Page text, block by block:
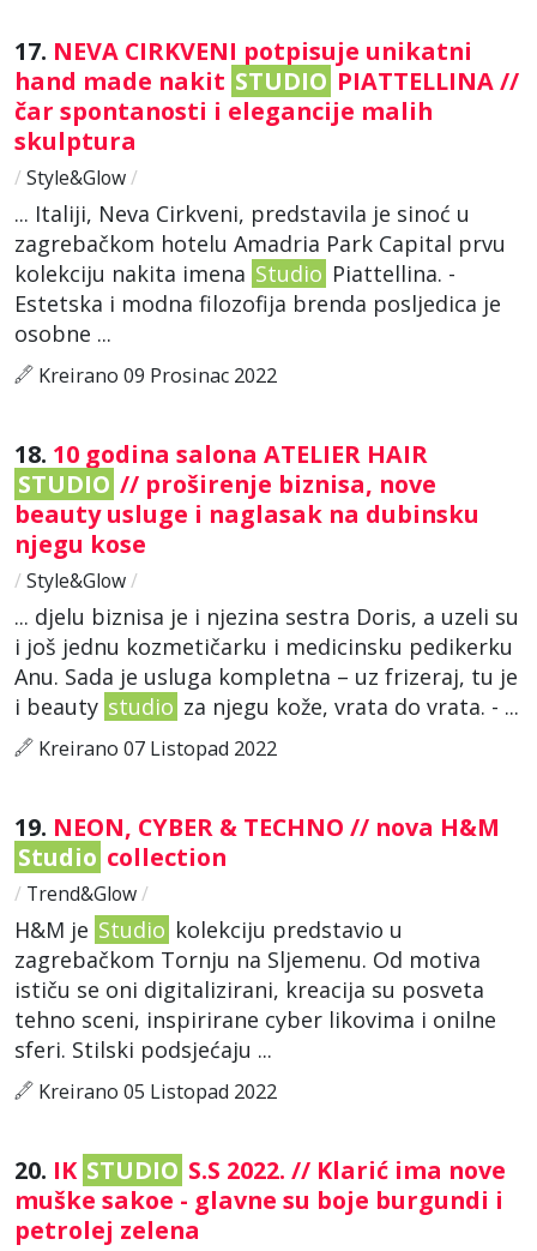
17. NEVA CIRKVENI potpisuje unikatni
hand made nakit STUDIO PIATTELLINA //
čar spontanosti i elegancije malih
skulptura
/ Style&Glow/
... Italiji, Neva Cirkveni, predstavila je sinoć u
zagrebačkom hotelu Amadria Park Capital prvu
kolekciju nakita imena Studio Piattellina. -
Estetska i modna filozofija brenda posljedica je
osobne ...
Kreirano 09 Prosinac 2022
18. 10 godina salona ATELIER HAIR
STUDIO // proširenje biznisa, nove
beauty usluge i naglasak na dubinsku
njegu kose
/ Style&Glow/
... djelu biznisa je i njezina sestra Doris, a uzeli su
i još jednu kozmetičarku i medicinsku pedikerku
Anu. Sada je usluga kompletna – uz frizeraj, tu je
i beauty studio za njegu kože, vrata do vrata. - ...
Kreirano 07 Listopad 2022
19. NEON, CYBER & TECHNO // nova H&M
Studio collection
/ Trend&Glow/
H&M je Studio kolekciju predstavio u
zagrebačkom Tornju na Sljemenu. Od motiva
ističu se oni digitalizirani, kreacija su posveta
tehno sceni, inspirirane cyber likovima i onilne
sferi. Stilski podsjećaju ...
Kreirano 05 Listopad 2022
20. IK STUDIO S.S 2022. // Klarić ima nove
muške sakoe - glavne su boje burgundi i
petrolej zelena